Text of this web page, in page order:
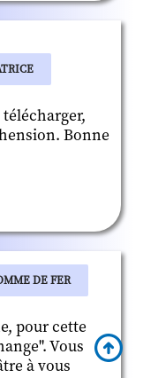
Bonne
DE FER
pour cette
Vous
à vous